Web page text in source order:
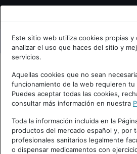
Bienvenid@ a
Escribe tu Email
Accede o regístrate con tu email.
Este sitio web utiliza cookies propias y
analizar el uso que haces del sitio y
servicios.
Aquellas cookies que no sean
funcionamiento de la web requieren
Puedes aceptar todas las cookies,
consultar más información en nuestra
Toda la información incluida en la
productos del mercado español y, por
profesionales sanitarios legalmente
o dispensar medicamentos con